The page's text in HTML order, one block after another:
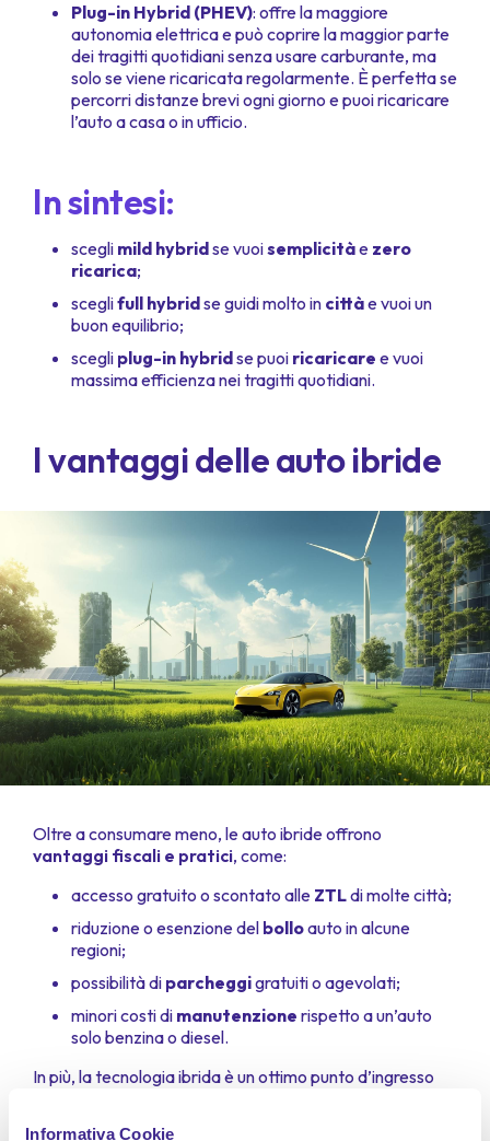
Informativa Cookie
Plug-in Hybrid (PHEV): offre la maggiore
autonomia elettrica e può coprire la maggior parte
dei tragitti quotidiani senza usare carburante, ma
solo se viene ricaricata regolarmente. È perfetta se
percorri distanze brevi ogni giorno e puoi ricaricare
l’auto a casa o in ufficio.
In sintesi:
scegli mild hybridse vuoisemplicitàe zero
ricarica;
sceglifull hybridse guidi molto in cittàe vuoi un
buon equilibrio;
scegli plug-in hybridse puoi ricaricare e vuoi
massima efficienza nei tragitti quotidiani.
I vantaggi delle auto ibride
Oltre a consumare meno, le auto ibride offrono
vantaggi fiscali e pratici, come:
accesso gratuito o scontato alle ZTLdi molte città;
riduzione o esenzione del bolloauto in alcune
regioni;
possibilità di parcheggigratuiti o agevolati;
minori costi di manutenzione rispetto a un’auto
solo benzina o diesel.
In più, la tecnologia ibrida è un ottimo punto d’ingresso